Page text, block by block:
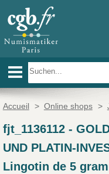
Accueil > Online shops >
fjt_1136112-
UND PLATIN-
Lingotin de 5